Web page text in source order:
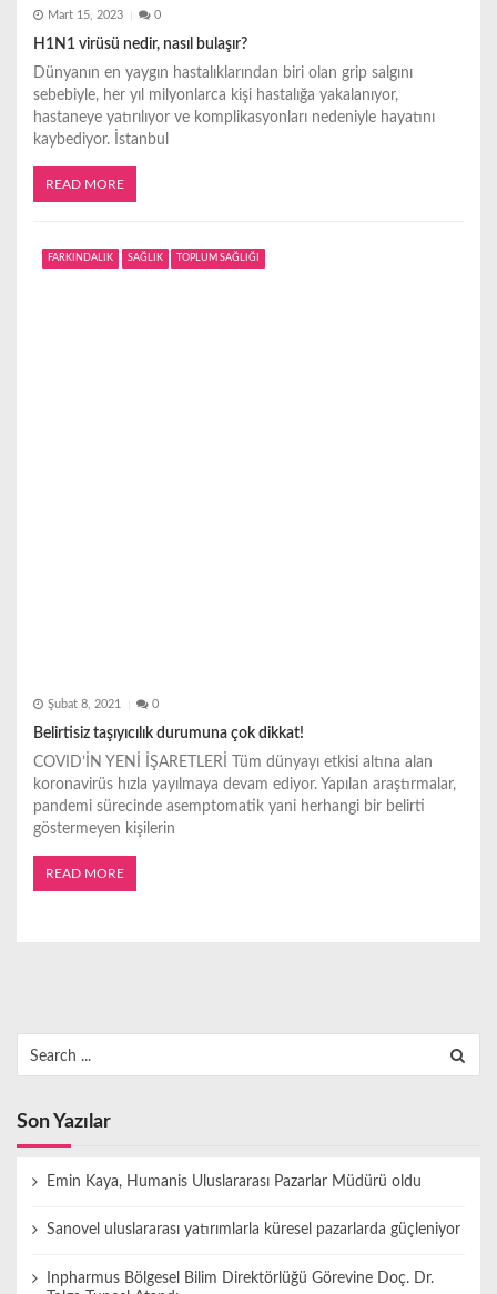
Mart 15, 2023 0
H1N1 virüsü nedir, nasıl bulaşır?
Dünyanın en yaygın hastalıklarından biri olan grip salgını
sebebiyle, her yıl milyonlarca kişi hastalığa yakalanıyor,
hastaneye yatırılıyor ve komplikasyonları nedeniyle hayatını
kaybediyor. İstanbul
READ MORE
FARKINDALIK SAĞLIK TOPLUM SAĞLIĞI
Şubat 8, 2021 0
Belirtisiz taşıyıcılık durumuna çok dikkat!
COVID’İN YENİ İŞARETLERİ Tüm dünyayı etkisi altına alan
koronavirüs hızla yayılmaya devam ediyor. Yapılan araştırmalar,
pandemi sürecinde asemptomatik yani herhangi bir belirti
göstermeyen kişilerin
READ MORE
for:
Son Yazılar
Emin Kaya, Humanis Uluslararası Pazarlar Müdürü oldu
Sanovel uluslararası yatırımlarla küresel pazarlarda güçleniyor
Inpharmus Bölgesel Bilim Direktörlüğü Görevine Doç. Dr.